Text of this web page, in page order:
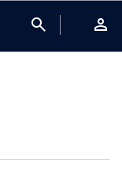
search person